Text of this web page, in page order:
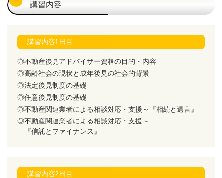
講習内容
講習内容1日目
不動産後見アドバイザー資格の目的・内容
高齢社会の現状と成年後見の社会的背景
法定後見制度の基礎
任意後見制度の基礎
不動産関連業者による相談対応・支援～『相続と遺言』
不動産関連業者による相談対応・支援～
『信託とファイナンス』
講習内容2日目